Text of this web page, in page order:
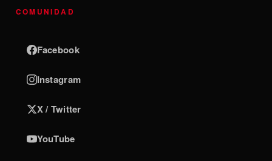
COMUNIDAD
Facebook
Instagram
X / Twitter
YouTube